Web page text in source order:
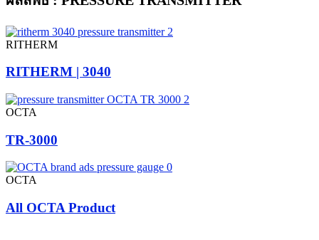
RITHERM
RITHERM | 3040
OCTA
TR-3000
OCTA
All OCTA Product